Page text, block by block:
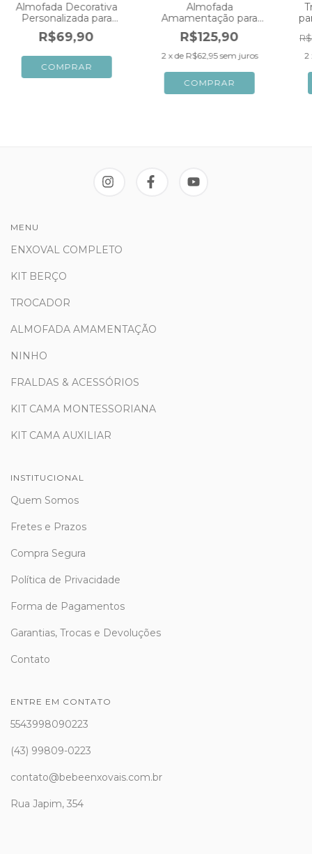
Almofada Decorativa
Personalizada para
Menino Nuvens Branca
com Verde
R$69,90
Almofada
Amamentação para
Meninos Branca com
Verde Ursinho Aviador
Nuvens
R$125,90
2 x de R$62,95 sem juros 2
MENU
ENXOVAL COMPLETO
KIT BERÇO
TROCADOR
ALMOFADA AMAMENTAÇÃO
NINHO
FRALDAS & ACESSÓRIOS
KIT CAMA MONTESSORIANA
KIT CAMA AUXILIAR
INSTITUCIONAL
Quem Somos
Fretes e Prazos
Compra Segura
Política de Privacidade
Forma de Pagamentos
Garantias, Trocas e Devoluções
Contato
ENTRE EM CONTATO
5543998090223
(43) 99809-0223
contato@bebeenxovais.com.br
Rua Japim, 354